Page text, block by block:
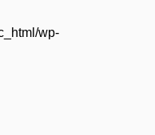
wp-